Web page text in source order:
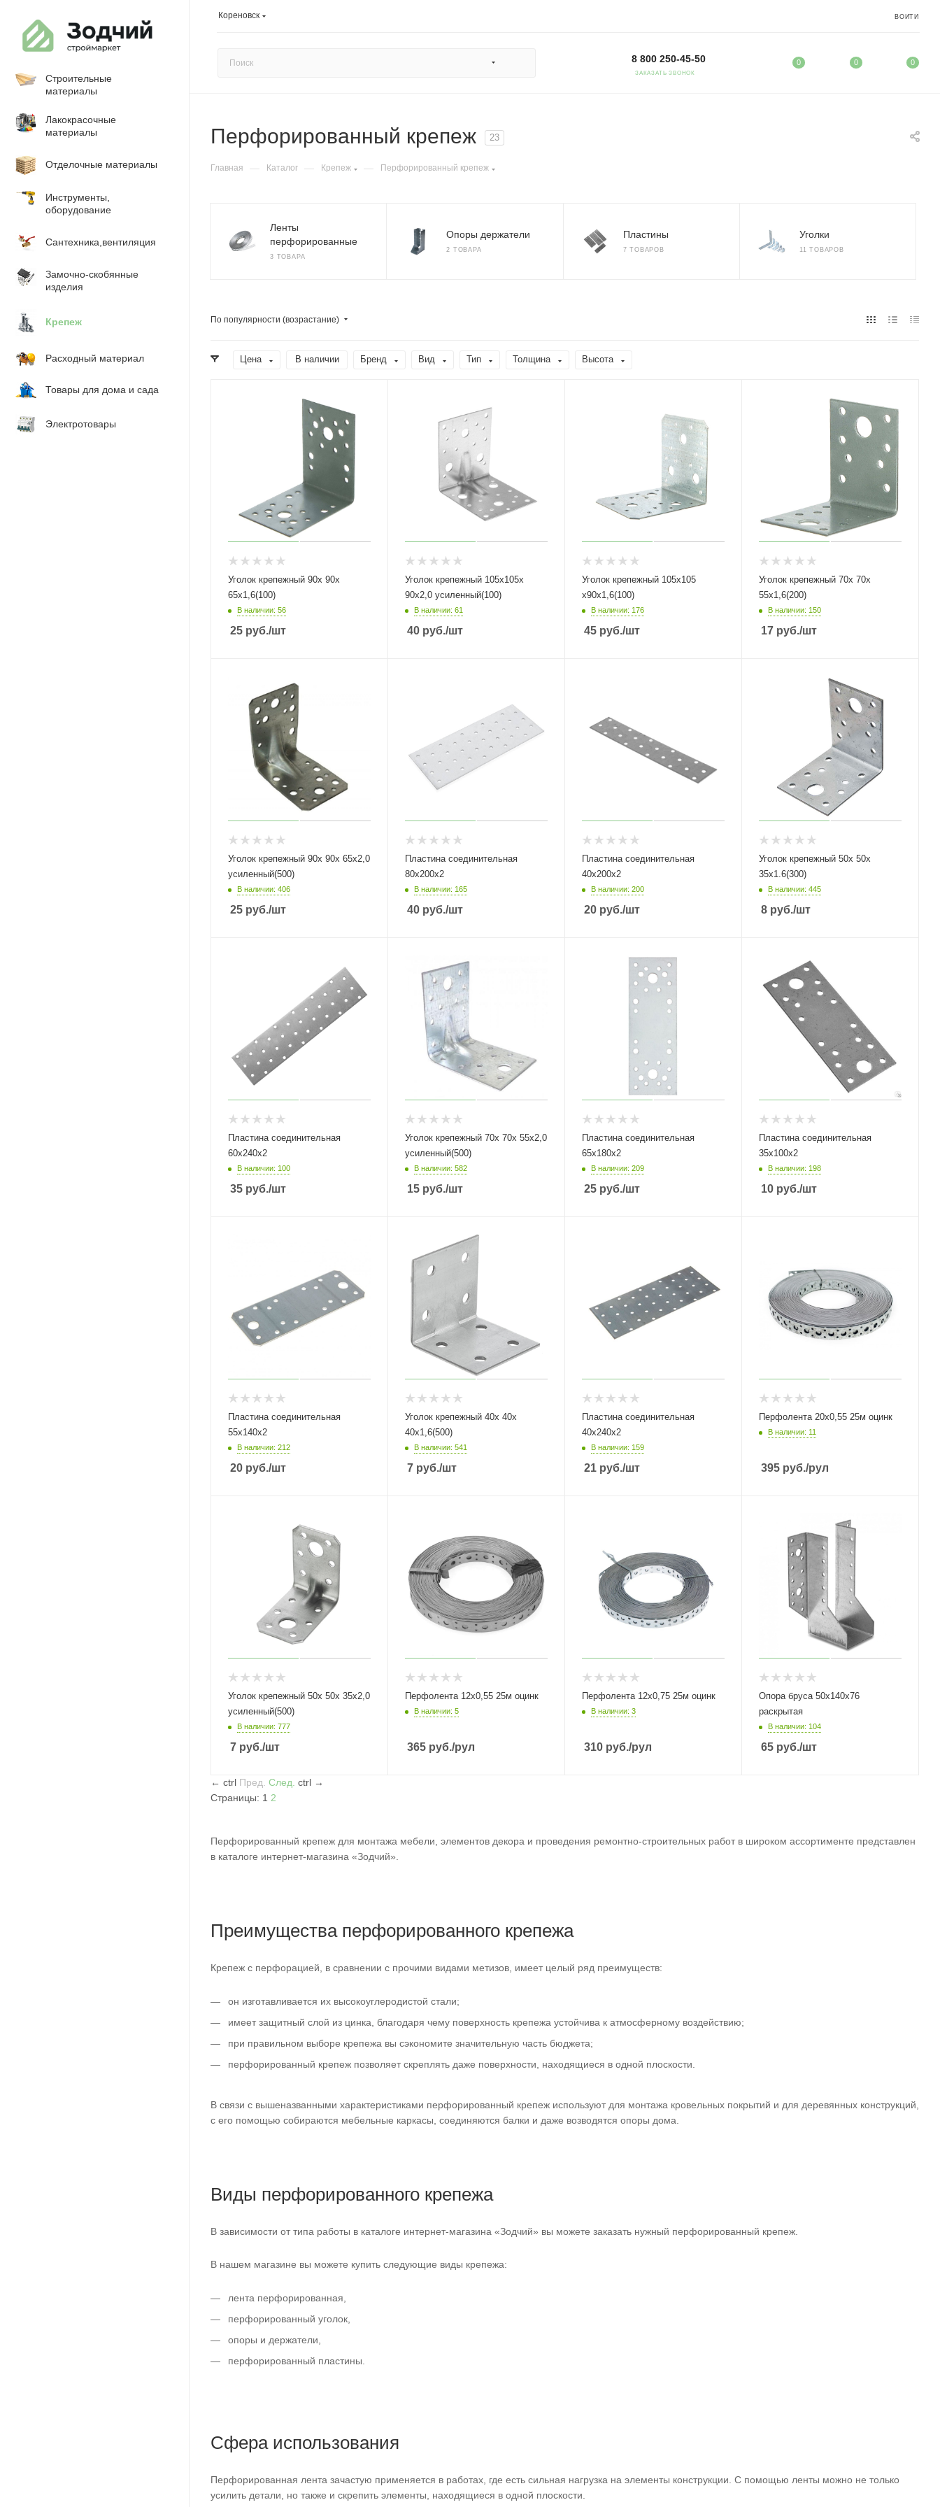
Кореновск ВОЙТИ
8 800 250-45-50
ЗАКАЗАТЬ ЗВОНОК
0 0 0
Строительные
материалы
Лакокрасочные
материалы
Отделочные материалы
Инструменты,
оборудование
Сантехника,вентиляция
Замочно-скобянные
изделия
Крепеж
Расходный материал
Товары для дома и сада
Электротовары
Перфорированный крепеж 23
Главная — Каталог — Крепеж — Перфорированный крепеж
Ленты
перфорированные
3 ТОВАРА
Опоры держатели
2 ТОВАРА
Пластины
7 ТОВАРОВ
Уголки
11 ТОВАРОВ
По популярности (возрастание)
Цена В наличии Бренд Вид Тип Толщина Высота
Уголок крепежный 90х 90х
65х1,6(100)
В наличии: 56
25 руб./шт
Уголок крепежный 105х105х
90х2,0 усиленный(100)
В наличии: 61
40 руб./шт
Уголок крепежный 105х105
х90х1,6(100)
В наличии: 176
45 руб./шт
Уголок крепежный 70х 70х
55х1,6(200)
В наличии: 150
17 руб./шт
Уголок крепежный 90х 90х 65х2,0
усиленный(500)
В наличии: 406
25 руб./шт
Пластина соединительная
80х200х2
В наличии: 165
40 руб./шт
Пластина соединительная
40х200х2
В наличии: 200
20 руб./шт
Уголок крепежный 50х 50х
35х1.6(300)
В наличии: 445
8 руб./шт
Пластина соединительная
60х240х2
В наличии: 100
35 руб./шт
Уголок крепежный 70х 70х 55х2,0
усиленный(500)
В наличии: 582
15 руб./шт
Пластина соединительная
65х180х2
В наличии: 209
25 руб./шт
Пластина соединительная
35х100х2
В наличии: 198
10 руб./шт
Пластина соединительная
55х140х2
В наличии: 212
20 руб./шт
Уголок крепежный 40х 40х
40х1,6(500)
В наличии: 541
7 руб./шт
Пластина соединительная
40х240х2
В наличии: 159
21 руб./шт
Перфолента 20х0,55 25м оцинк
В наличии: 11
395 руб./рул
Уголок крепежный 50х 50х 35х2,0
усиленный(500)
В наличии: 777
7 руб./шт
Перфолента 12х0,55 25м оцинк
В наличии: 5
365 руб./рул
Перфолента 12х0,75 25м оцинк
В наличии: 3
310 руб./рул
Опора бруса 50х140х76
раскрытая
В наличии: 104
65 руб./шт
← ctrl Пред. След. ctrl →
Страницы: 1 2
Перфорированный крепеж для монтажа мебели, элементов декора и проведения ремонтно-строительных работ в широком ассортименте представлен
в каталоге интернет-магазина «Зодчий».
Преимущества перфорированного крепежа
Крепеж с перфорацией, в сравнении с прочими видами метизов, имеет целый ряд преимуществ:
он изготавливается их высокоуглеродистой стали;
имеет защитный слой из цинка, благодаря чему поверхность крепежа устойчива к атмосферному воздействию;
при правильном выборе крепежа вы сэкономите значительную часть бюджета;
перфорированный крепеж позволяет скреплять даже поверхности, находящиеся в одной плоскости.
В связи с вышеназванными характеристиками перфорированный крепеж используют для монтажа кровельных покрытий и для деревянных конструкций,
с его помощью собираются мебельные каркасы, соединяются балки и даже возводятся опоры дома.
Виды перфорированного крепежа
В зависимости от типа работы в каталоге интернет-магазина «Зодчий» вы можете заказать нужный перфорированный крепеж.
В нашем магазине вы можете купить следующие виды крепежа:
лента перфорированная,
перфорированный уголок,
опоры и держатели,
перфорированный пластины.
Сфера использования
Перфорированная лента зачастую применяется в работах, где есть сильная нагрузка на элементы конструкции. С помощью ленты можно не только
усилить детали, но также и скрепить элементы, находящиеся в одной плоскости.